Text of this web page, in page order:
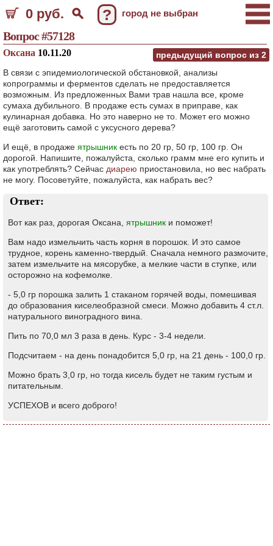
0 руб. ? город не выбран
Вопрос #57128
предыдущий вопрос из 2
Оксана 10.11.20
В связи с эпидемиологической обстановкой, анализы
копрограммы и ферментов сделать не предоставляется
возможным. Из предложенных Вами трав нашла все, кроме
сумаха дубильного. В продаже есть сумах в приправе, как
кулинарная добавка. Но это наверно не то. Может его можно
ещё заготовить самой с уксусного дерева?
И ещё, в продаже ятрышник есть по 20 гр, 50 гр, 100 гр. Он
дорогой. Напишите, пожалуйста, сколько грамм мне его купить и
как употреблять? Сейчас диарею приостановила, но вес набрать
не могу. Посоветуйте, пожалуйста, как набрать вес?
Ответ:
Вот как раз, дорогая Оксана, ятрышник и поможет!
Вам надо измельчить часть корня в порошок. И это самое
трудное, корень каменно-твердый. Сначала немного размочите,
затем измельчите на мясорубке, а мелкие части в ступке, или
осторожно на кофемолке.
- 5,0 гр порошка залить 1 стаканом горячей воды, помешивая
до образования киселеобразной смеси. Можно добавить 4 ст.л.
натурального виноградного вина.
Пить по 70,0 мл 3 раза в день. Курс - 3-4 недели.
Подсчитаем - на день понадобится 5,0 гр, на 21 день - 100,0 гр.
Можно брать 3,0 гр, но тогда кисель будет не таким густым и
питательным.
УСПЕХОВ и всего доброго!